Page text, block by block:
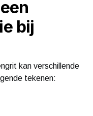
bij
kan verschillende
tekenen: